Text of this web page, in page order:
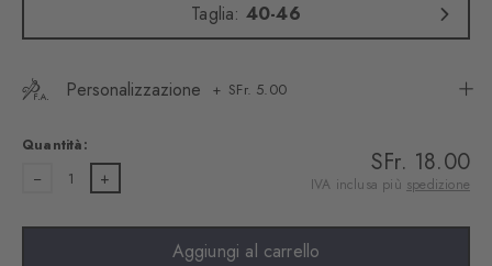
Taglia: 40-46
Personalizzazione SFr. 5.00
Quantità:
1 SFr. 18.00
IVA inclusa più spedizione
Aggiungi al carrello